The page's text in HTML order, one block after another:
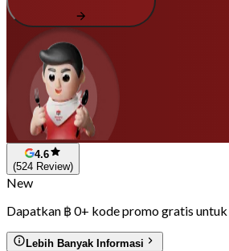
4.6
(524 Review)
New
Dapatkan ฿ 0+ kode promo gratis
Lebih Banyak Informasi